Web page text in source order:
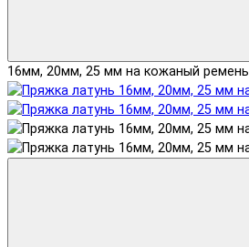
16мм, 20мм, 25 мм на кожаный ремень